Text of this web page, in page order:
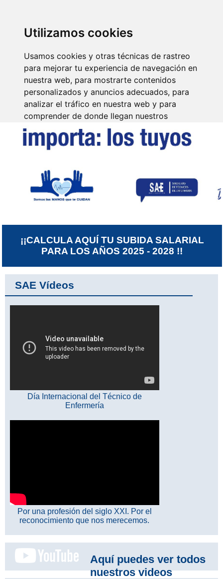
Utilizamos cookies
Usamos cookies y otras técnicas de rastreo
para mejorar tu experiencia de navegación en
nuestra web, para mostrarte contenidos
personalizados y anuncios adecuados, para
analizar el tráfico en nuestra web y para
comprender de donde llegan nuestros
visitantes.
Configurar
¡¡CALCULA AQUÍ TU SUBIDA SALARIAL
PARA LOS AÑOS 2025 - 2028 !!
SAE Vídeos
Día Internacional del Técnico de
Enfermería
Por una profesión del siglo XXI. Por el
reconocimiento que nos merecemos.
Aquí puedes ver todos
nuestros videos